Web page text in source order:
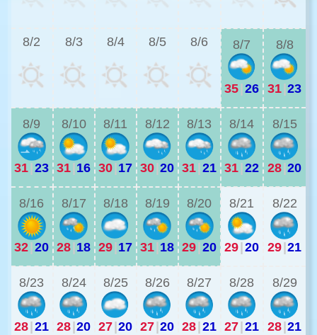
8/2 8/3 8/4 8/5 8/6 8/7
35 26
8/8
31 23
8/9
31 23
8/10
31 16
8/11
30 17
8/12
30 20
8/13
31 21
8/14
31 22
8/15
28 20
8/16
32 20
8/17
28 18
8/18
29 17
8/19
31 18
8/20
29 20
8/21
29 20
8/22
29 21
8/23
28 21
8/24
28 20
8/25
27 20
8/26
27 20
8/27
28 21
8/28
27 21
8/29
28 21